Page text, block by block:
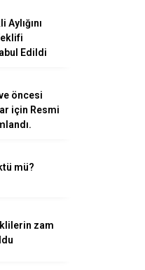
Aylığını
Edildi
öncesi
için Resmi
mü?
zam